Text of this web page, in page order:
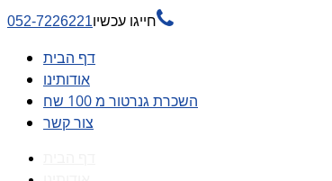
חייגו עכשיו052-7226221 
דף הבית
אודותינו
השכרת גנרטור מ 100 שח
צור קשר